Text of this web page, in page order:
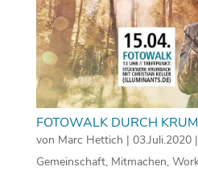
FOTOWALK DURCH
von Marc Hettich | 03.Juli.2020|
Gemeinschaft, Mitmachen,